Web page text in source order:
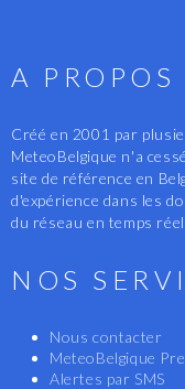
A PROPOS
Créé en 2001 par
MeteoBelgique n'a
site de référence en
d'expérience dans les
du réseau en temps
NOS
Nous contacter
MeteoBelgique
Alertes par SMS